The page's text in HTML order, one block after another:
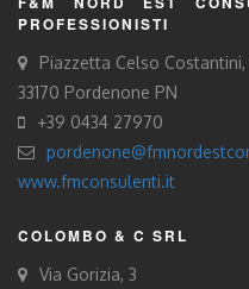
PROFESSIONISTI
Piazzetta Celso Costantini,
33170 Pordenone PN
+39 0434 27970
www.fmconsulenti.it
COLOMBO & C SRL
Via Gorizia, 3